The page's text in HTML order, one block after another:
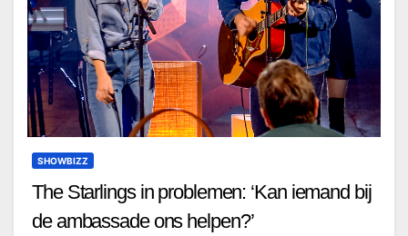
SHOWBIZZ
The Starlings in problemen: ‘Kan iemand bij
de ambassade ons helpen?’